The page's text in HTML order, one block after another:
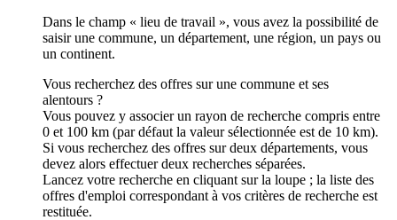
Dans le champ « lieu de travail », vous avez la possibilité de
saisir une commune, un département, une région, un pays ou
un continent.
Vous recherchez des offres sur une commune et ses
alentours ?
Vous pouvez y associer un rayon de recherche compris entre
0 et 100 km (par défaut la valeur sélectionnée est de 10 km).
Si vous recherchez des offres sur deux départements, vous
devez alors effectuer deux recherches séparées.
Lancez votre recherche en cliquant sur la loupe ; la liste des
offres d'emploi correspondant à vos critères de recherche est
restituée.